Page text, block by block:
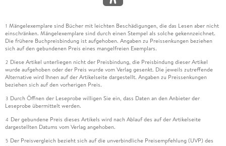
1 Mängelexemplare sind Bücher mit leichten Beschädigungen, die das Lesen aber nicht
einschränken. Mängelexemplare sind durch einen Stempel als solche gekennzeichnet.
Die frühere Buchpreisbindung ist aufgehoben. Angaben zu Preissenkungen beziehen
sich auf den gebundenen Preis eines mangelfreien Exemplars.
2 Diese Artikel unterliegen nicht der Preisbindung, die Preisbindung dieser Artikel
wurde aufgehoben oder der Preis wurde vom Verlag gesenkt. Die jeweils zutreffende
Alternative wird Ihnen auf der Artikelseite dargestellt. Angaben zu Preissenkungen
beziehen sich auf den vorherigen Preis.
3 Durch Öffnen der Leseprobe willigen Sie ein, dass Daten an den Anbieter der
Leseprobe übermittelt werden.
4 Der gebundene Preis dieses Artikels wird nach Ablauf des auf der Artikelseite
dargestellten Datums vom Verlag angehoben.
5 Der Preisvergleich bezieht sich auf die unverbindliche Preisempfehlung (UVP) des